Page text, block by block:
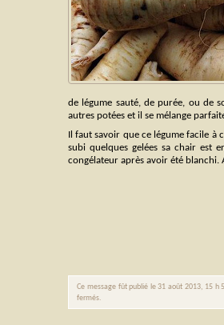
de légume sauté, de purée, ou de
autres potées et il se mélange
Il faut savoir que ce légume facile à
subi quelques gelées sa chair est
congélateur après avoir été blanchi.
Ce message fût publié le 31 août 2013, 15 h
fermés.